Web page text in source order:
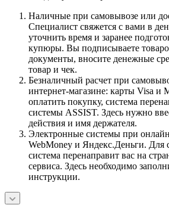
Наличные при самовывозе или
Специалист свяжется с вами в
уточнить время и заранее
купюры. Вы подписываете
документы, вносите денежные
товар и чек.
Безналичный расчет при
интернет-магазине: карты Visa и
оплатить покупку, система
системы ASSIST. Здесь нужно
действия и имя держателя.
Электронные системы при
WebMoney и Яндекс.Деньги. Для
система перенаправит вас на
сервиса. Здесь необходимо
инструкции.